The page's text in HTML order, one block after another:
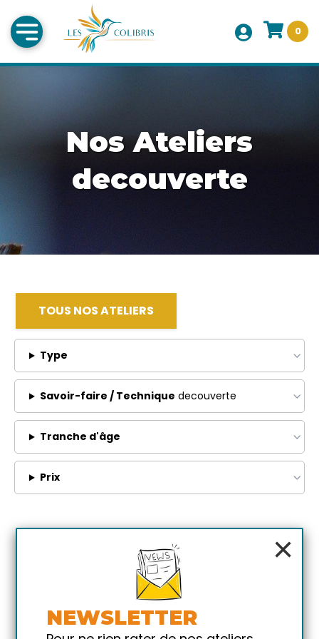
0
Nos Ateliers
decouverte
TOUS NOS ATELIERS
Type
Savoir-faire / Technique decouverte
Tranche d'âge
Prix
×
NEWSLETTER